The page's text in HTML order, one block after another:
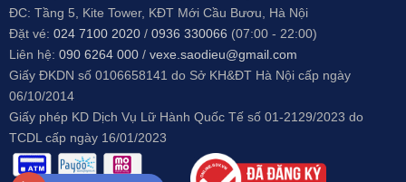
ĐC: Tầng 5, Kite Tower, KĐT Mới Cầu Bươu, Hà Nội
Đặt vé: 024 7100 2020 / 0936 330066 (07:00 - 22:00)
Liên hệ: 090 6264 000 / vexe.saodieu@gmail.com
Giấy ĐKDN số 0106658141 do Sở KH&ĐT Hà Nội cấp ngày
06/10/2014
Giấy phép KD Dịch Vụ Lữ Hành Quốc Tế số 01-2129/2023 do
TCDL cấp ngày 16/01/2023